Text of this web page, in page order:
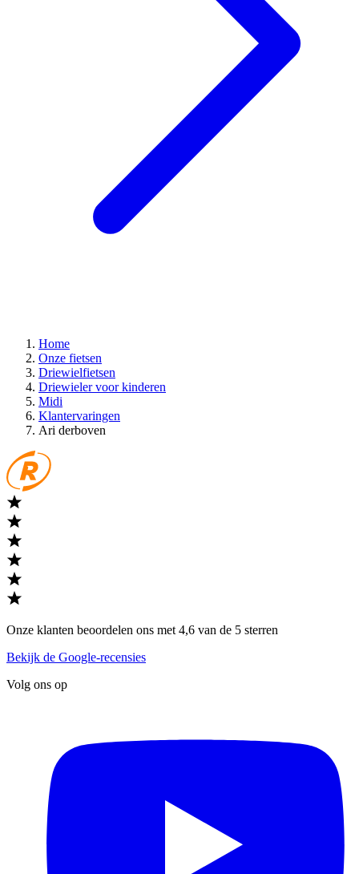
Home
Onze fietsen
Driewielfietsen
Driewieler voor kinderen
Midi
Klantervaringen
Ari derboven
Onze klanten beoordelen ons met 4,6 van de 5 sterren
Bekijk de Google-recensies
Volg ons op